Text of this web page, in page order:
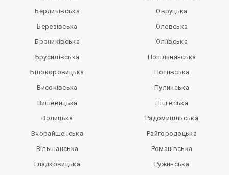
Бердичівська
Березівська
Брониківська
Брусилівська
Білокоровицька
Високівська
Вишевицька
Волицька
Вчорайшенська
Вільшанська
Гладковицька
Овруцька
Олевська
Оліївська
Попільнянська
Потіївська
Пулинська
Піщівська
Радомишльська
Райгородоцька
Романівська
Ружинська